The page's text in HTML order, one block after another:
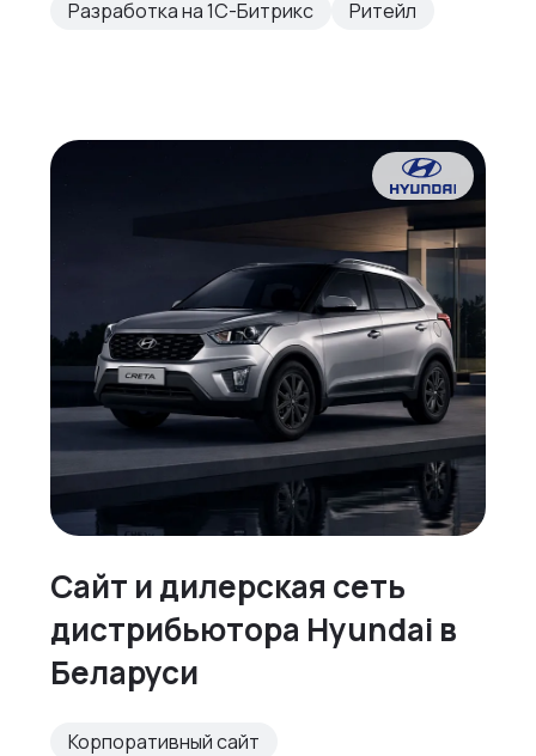
Разработка на 1С-Битрикс Ритейл
Сайт и дилерская сеть
дистрибьютора Hyundai в
Беларуси
Корпоративный сайт